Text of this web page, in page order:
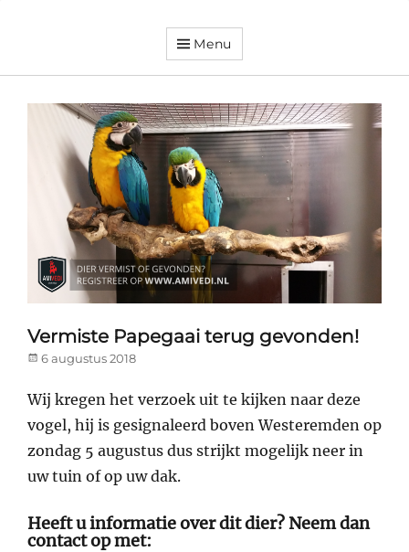
DorpsverenigingMenu
Vermiste Papegaai terug gevonden!
Posted
6 augustus 2018
Wij kregen het verzoek uit te kijken naar deze
vogel, hij is gesignaleerd boven Westeremden op
zondag 5 augustus dus strijkt mogelijk neer in
uw tuin of op uw dak.
Heeft u informatie over dit dier? Neem dan
contact op met: